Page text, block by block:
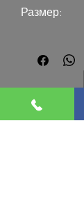
Размер: